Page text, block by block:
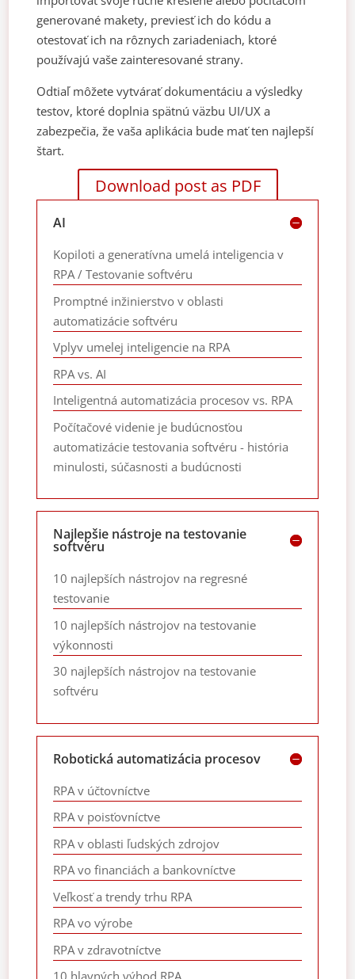
generované makety, previesť ich do kódu a
otestovať ich na rôznych zariadeniach, ktoré
používajú vaše zainteresované strany.
Odtiaľ môžete vytvárať dokumentáciu a výsledky
testov, ktoré doplnia spätnú väzbu UI/UX a
zabezpečia, že vaša aplikácia bude mať ten najlepší
štart.
Download post as PDF
AI
Kopiloti a generatívna umelá inteligencia v
RPA / Testovanie softvéru
Promptné inžinierstvo v oblasti
automatizácie softvéru
Vplyv umelej inteligencie na RPA
RPA vs. AI
Inteligentná automatizácia procesov vs. RPA
Počítačové videnie je budúcnosťou
automatizácie testovania softvéru - história
minulosti, súčasnosti a budúcnosti
Najlepšie nástroje na testovanie
softvéru
10 najlepších nástrojov na regresné
testovanie
10 najlepších nástrojov na testovanie
výkonnosti
30 najlepších nástrojov na testovanie
softvéru
Robotická automatizácia procesov
RPA v účtovníctve
RPA v poisťovníctve
RPA v oblasti ľudských zdrojov
RPA vo financiách a bankovníctve
Veľkosť a trendy trhu RPA
RPA vo výrobe
RPA v zdravotníctve